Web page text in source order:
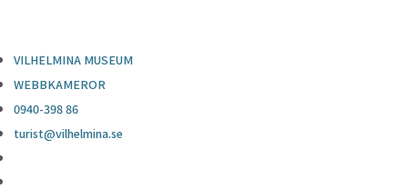
VILHELMINA MUSEUM
WEBBKAMEROR
0940-398 86
turist@vilhelmina.se